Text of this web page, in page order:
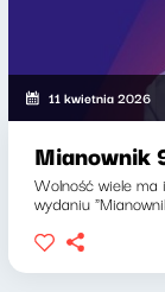
11 kwietnia 2026
Mianownik
Wolność wiele ma
wydaniu